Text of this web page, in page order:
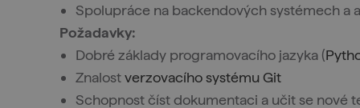
Spolupráce na backendových systémech a
Požadavky:
Dobré základy programovacího jazyka (
Znalostverzovacího systému Git
Schopnost číst dokumentaci a učit se nové